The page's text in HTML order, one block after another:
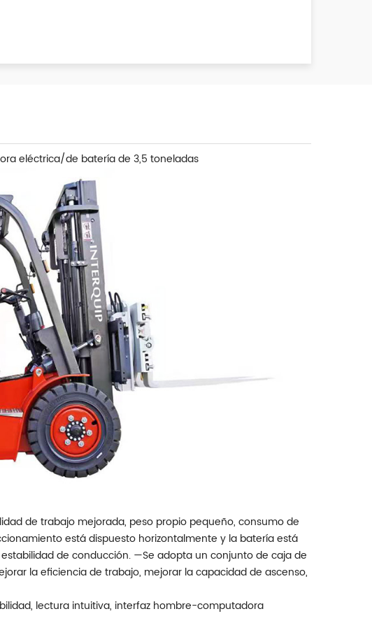
eléctrica/de batería de 3,5 toneladas
de trabajo mejorada, peso propio pequeño, consumo de
está dispuesto horizontalmente y la batería está
de conducción. —Se adopta un conjunto de caja de
la eficiencia de trabajo, mejorar la capacidad de ascenso,
lectura intuitiva, interfaz hombre-computadora